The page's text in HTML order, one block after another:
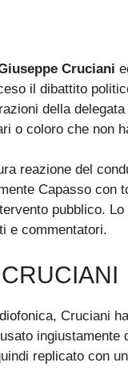
Cruciani
il dibattito
della
o coloro che non
reazione del
Capasso con
pubblico.
e commentatori.
Cruciani
replicato con